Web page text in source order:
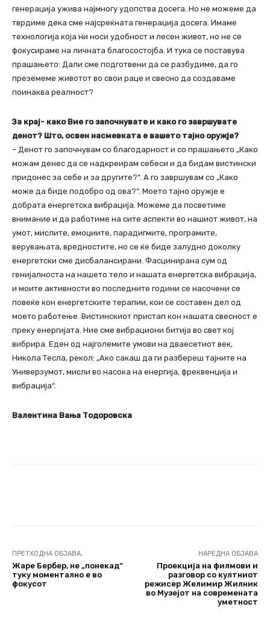
генерација ужива најмногу удопства досега. Но не можеме да
тврдиме дека сме најсреќната генерација досега. Имаме
технологија која ни носи удобност и лесен живот, но не се
фокусираме на личната благосостојба. И тука се поставува
прашањето: Дали сме подготвени да се разбудиме, да го
преземеме животот во свои раце и свесно да создаваме
поинаква реалност?
За крај- како Вие го започнувате и како го завршувате
денот? Што, освен насмевката е вашето тајно оружје?
– Денот го започнувам со благодарност и со прашањето „Како
можам денес да се надкреирам себеси и да бидам вистински
придонес за себе и за другите?“. А го завршувам со „Како
може да биде подобро од ова?“. Моето тајно оружје е
добрата енергетска вибрација. Можеме да посветиме
внимание и да работиме на сите аспекти во нашиот живот, на
умот, мислите, емоциите, парадигмите, програмите,
верувањата, вредностите, но сe ќе биде залудно доколку
енергетски сме дисбалансирани. Фасцинирана сум од
генијалноста на нашето тело и нашата енергетска вибрација,
и моите активности во последните години се насочени се
повеќе кон енергетските терапии, кои се составен дел од
моето работење. Вистинскиот пристап кон нашата свесност е
преку енергијата. Ние сме вибрациони битија во свет кој
вибрира. Еден од најголемите умови на дваесетиот век,
Никола Тесла, рекол: „Ако сакаш да ги разбереш тајните на
Универзумот, мисли во насока на енергија, фреквенција и
вибрација“.
Валентина Вања Тодоровска
ПРЕТХОДНА ОБЈАВА,
Жаре Бербер, не „понекад“
туку моментално е во
фокусот
НАРЕДНА ОБЈАВА
Проекција на филмови и
разговор со култниот
режисер Желимир Жилник
во Музејот на современата
уметност